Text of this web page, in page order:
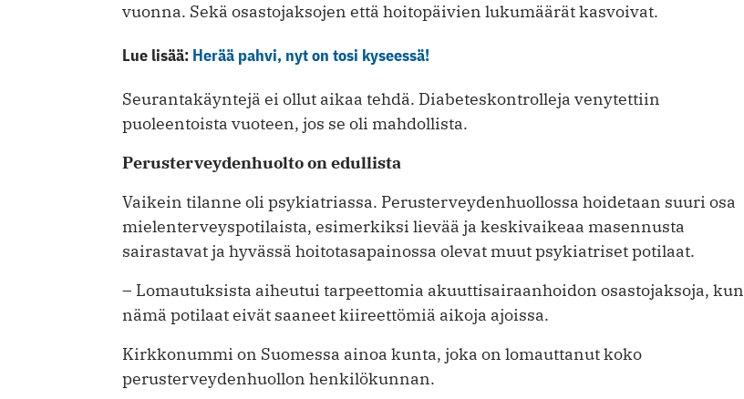
vuonna. Sekä osastojaksojen että hoitopäivien lukumäärät kasvoivat.
Lue lisää: Herää pahvi, nyt on tosi kyseessä!
Seurantakäyntejä ei ollut aikaa tehdä. Diabeteskontrolleja venytettiin
puoleentoista vuoteen, jos se oli mahdollista.
Perusterveydenhuolto on edullista
Vaikein tilanne oli psykiatriassa. Perusterveydenhuollossa hoidetaan suuri osa
mielenterveyspotilaista, esimerkiksi lievää ja keskivaikeaa masennusta
sairastavat ja hyvässä hoitotasapainossa olevat muut psykiatriset potilaat.
– Lomautuksista aiheutui tarpeettomia akuuttisairaanhoidon osastojaksoja, kun
nämä potilaat eivät saaneet kiireettömiä aikoja ajoissa.
Kirkkonummi on Suomessa ainoa kunta, joka on lomauttanut koko
perusterveydenhuollon henkilökunnan.